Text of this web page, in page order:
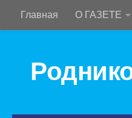
Перейти к содержимому
Главная О ГАЗЕТЕ